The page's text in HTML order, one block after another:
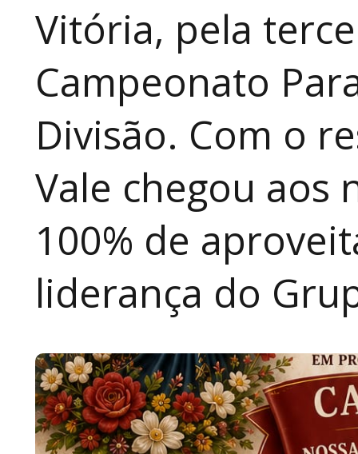
Vitória, pela
Campeonato
Divisão. Com o
Vale chegou aos
100% de
liderança do